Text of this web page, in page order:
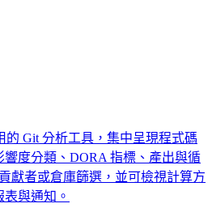
的 Git 分析工具，集中呈現程式碼
響度分類、DORA 指標、產出與循
獻者或倉庫篩選，並可檢視計算方
與通知。